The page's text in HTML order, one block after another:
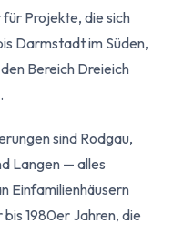
Projekte, die sich
Darmstadt im Süden,
Bereich Dreieich
sind Rodgau,
Langen — alles
Einfamilienhäusern
bis 1980er Jahren, die